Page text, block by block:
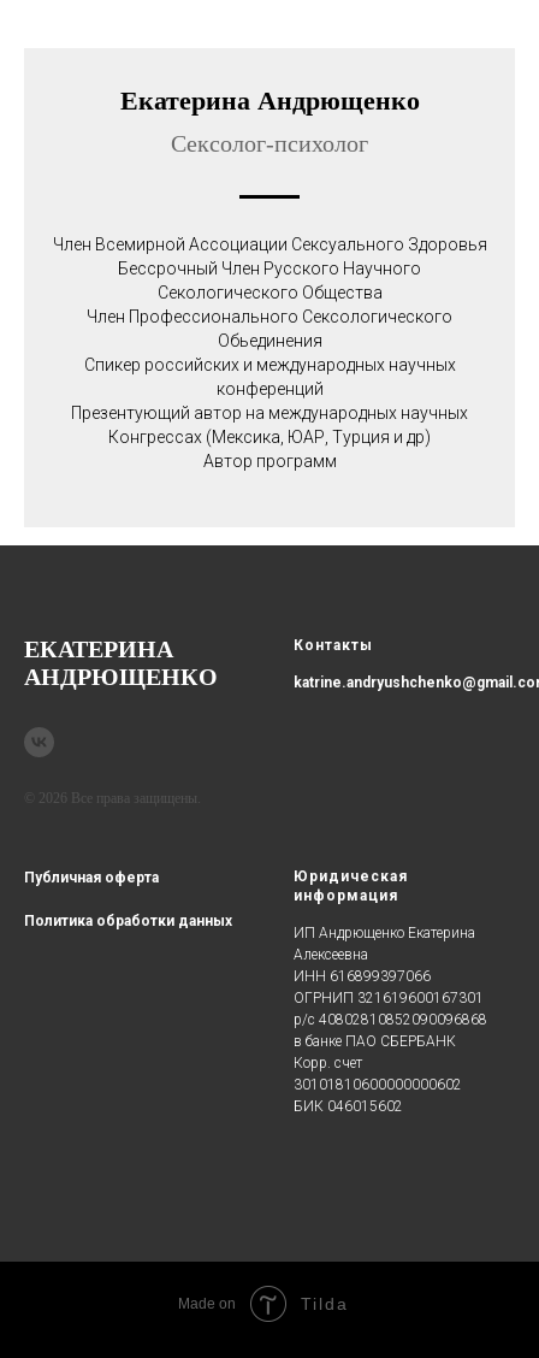
Екатерина Андрющенко
Сексолог-психолог
Член Всемирной Ассоциации Сексуального Здоровья
Бессрочный Член Русского Научного
Секологического Общества
Член Профессионального Сексологического
Обьединения
Спикер российских и международных научных
конференций
Презентующий автор на международных научных
Конгрессах (Мексика, ЮАР, Турция и др)
Автор программ
ЕКАТЕРИНА
АНДРЮЩЕНКО
© 2026 Все права защищены.
Контакты
Публичная оферта
Политика обработки данных
Юридическая
информация
ИП Андрющенко Екатерина
Алексеевна
ИНН 616899397066
ОГРНИП 321619600167301
р/с 40802810852090096868
в банке ПАО СБЕРБАНК
Корр. счет
30101810600000000602
БИК 046015602
Made on Tilda